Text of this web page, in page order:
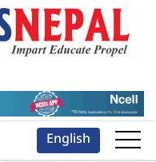
English